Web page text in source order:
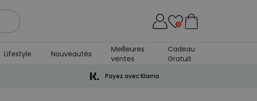
0
Lifestyle Nouveautés
Meilleures
ventes
Cadeau
Gratuit
Payez avec Klarna